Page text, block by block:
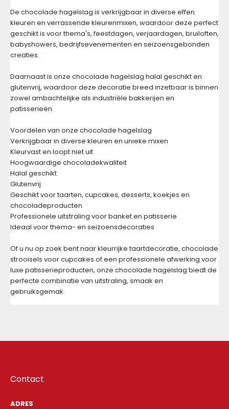
De chocolade hagelslag is verkrijgbaar in diverse effen
kleuren en verrassende kleurenmixen, waardoor deze perfect
geschikt is voor thema's, feestdagen, verjaardagen, bruiloften,
babyshowers, bedrijfsevenementen en seizoensgebonden
creaties.
Daarnaast is onze chocolade hagelslag halal geschikt en
glutenvrij, waardoor deze decoratie breed inzetbaar is binnen
zowel ambachtelijke als industriële bakkerijen en
patisserieën.
Voordelen van onze chocolade hagelslag
Verkrijgbaar in diverse kleuren en unieke mixen
Kleurvast en loopt niet uit
Hoogwaardige chocoladekwaliteit
Halal geschikt
Glutenvrij
Geschikt voor taarten, cupcakes, desserts, koekjes en
chocoladeproducten
Professionele uitstraling voor banket en patisserie
Ideaal voor thema- en seizoensdecoraties
Of u nu op zoek bent naar kleurrijke taartdecoratie, chocolade
strooisels voor cupcakes of een professionele afwerking voor
luxe patisserieproducten, onze chocolade hagelslag biedt de
perfecte combinatie van uitstraling, smaak en
gebruiksgemak.
Contact
ADRES